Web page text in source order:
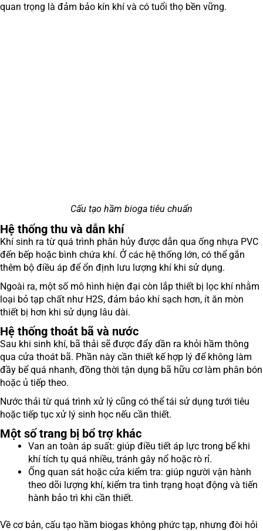
quan trọng là đảm bảo kín khí và có tuổi thọ bền vững.
Cấu tạo hầm bioga tiêu chuẩn
Hệ thống thu và dẫn khí
Khí sinh ra từ quá trình phân hủy được dẫn qua ống nhựa PVC
đến bếp hoặc bình chứa khí. Ở các hệ thống lớn, có thể gắn
thêm bộ điều áp để ổn định lưu lượng khí khi sử dụng.
Ngoài ra, một số mô hình hiện đại còn lắp thiết bị lọc khí nhằm
loại bỏ tạp chất như H2S, đảm bảo khí sạch hơn, ít ăn mòn
thiết bị hơn khi sử dụng lâu dài.
Hệ thống thoát bã và nước
Sau khi sinh khí, bã thải sẽ được đẩy dần ra khỏi hầm thông
qua cửa thoát bã. Phần này cần thiết kế hợp lý để không làm
đầy bể quá nhanh, đồng thời tận dụng bã hữu cơ làm phân bón
hoặc ủ tiếp theo.
Nước thải từ quá trình xử lý cũng có thể tái sử dụng tưới tiêu
hoặc tiếp tục xử lý sinh học nếu cần thiết.
Một số trang bị bổ trợ khác
Van an toàn áp suất: giúp điều tiết áp lực trong bể khi
khí tích tụ quá nhiều, tránh gây nổ hoặc rò rỉ.
Ống quan sát hoặc cửa kiểm tra: giúp người vận hành
theo dõi lượng khí, kiểm tra tình trạng hoạt động và tiến
hành bảo trì khi cần thiết.
Về cơ bản, cấu tạo hầm biogas không phức tạp, nhưng đòi hỏi